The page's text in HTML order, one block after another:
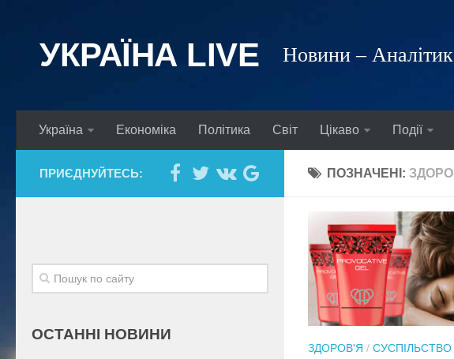
УКРАЇНА LIVE Новини –
Україна Економіка Політика Світ Цікаво Події
ПОЗНАЧЕНІ:
ЗДОРОВ'Я / СУСПІЛЬСТВО
ПРИЄДНУЙТЕСЬ:
ОСТАННІ НОВИНИ